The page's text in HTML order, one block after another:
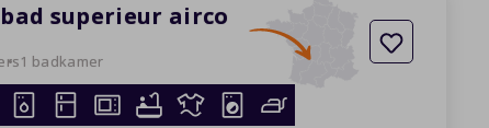
superieur airco
1 badkamer